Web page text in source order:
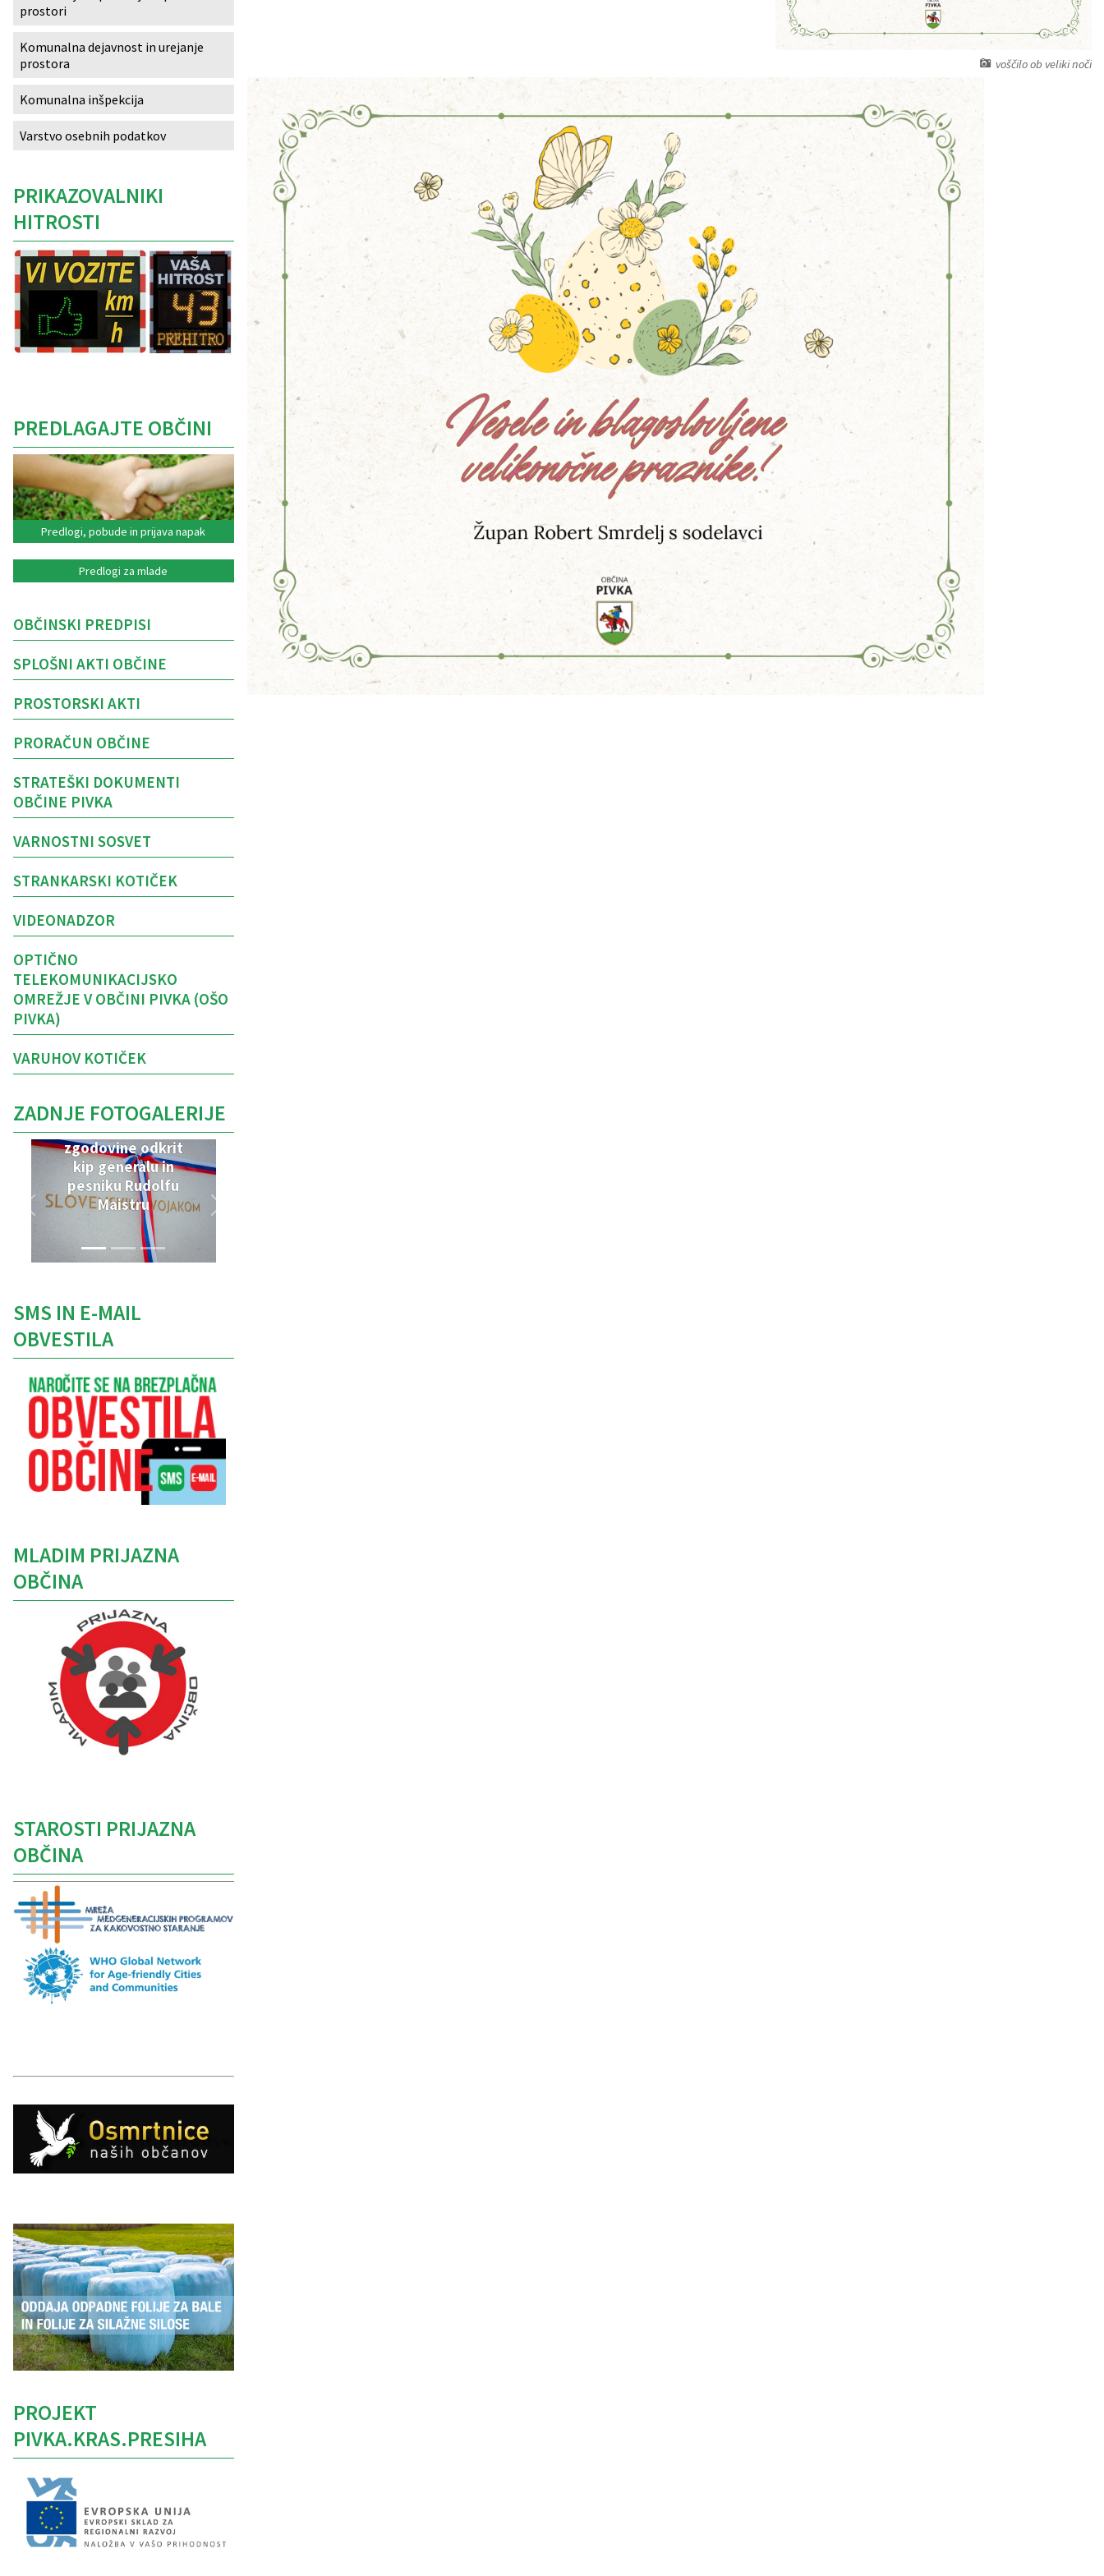
voščilo ob veliki noči
prostori
Komunalna dejavnost in urejanje
prostora
Komunalna inšpekcija
Varstvo osebnih podatkov
PRIKAZOVALNIKI
HITROSTI
PREDLAGAJTE OBČINI
Predlogi, pobude in prijava napak
Predlogi za mlade
OBČINSKI PREDPISI
SPLOŠNI AKTI OBČINE
PROSTORSKI AKTI
PRORAČUN OBČINE
STRATEŠKI DOKUMENTI
OBČINE PIVKA
VARNOSTNI SOSVET
STRANKARSKI KOTIČEK
VIDEONADZOR
OPTIČNO
TELEKOMUNIKACIJSKO
OMREŽJE V OBČINI PIVKA (OŠO
PIVKA)
VARUHOV KOTIČEK
ZADNJE FOTOGALERIJE
V Parku vojaške
zgodovine odkrit
kip generalu in
pesniku Rudolfu
Maistru
SMS IN E-MAIL
OBVESTILA
MLADIM PRIJAZNA
OBČINA
STAROSTI PRIJAZNA
OBČINA
PROJEKT
PIVKA.KRAS.PRESIHA
Izobraževanje
Kultura, šport in turizem
Sociala in zdravstvo
Skupna občinska uprava